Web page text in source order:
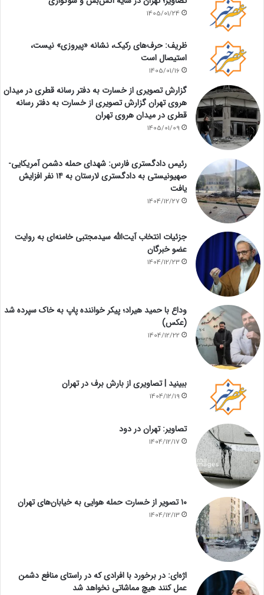
1405/01/24
ظریف: حرف‌های رکیک، نشانه «پیروزی» نیست،
استیصال است
1405/01/16
گزارش تصویری از خسارت به دفتر رسانه قطری در میدان
هروی تهران گزارش تصویری از خسارت به دفتر رسانه
قطری در میدان هروی تهران
1405/01/09
رئیس دادگستری فارس: شهدای حمله دشمن آمریکایی-
صهیونیستی به دادگستری لارستان به ۱۴ نفر افزایش
یافت
1404/12/27
جزئیات انتخاب آیت‌الله سیدمجتبی خامنه‌ای به روایت
عضو خبرگان
1404/12/23
وداع با حمید هیراد؛ پیکر خواننده پاپ به خاک سپرده شد
(عکس)
1404/12/22
ببینید | تصاویری از بارش برف در تهران
1404/12/19
تصاویر: تهران در دود
1404/12/17
۱۰ تصویر از خسارت حمله هوایی به خیابان‌های تهران
1404/12/13
اژه‌ای: در برخورد با افرادی که در راستای منافع دشمن
عمل کنند هیچ مماشاتی نخواهد شد